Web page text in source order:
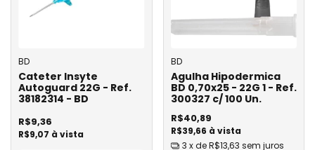
BD
Cateter Insyte
Autoguard 22G - Ref.
38182314 - BD
R$9,07 à vista
R$9,36
BD
Agulha Hipodermica
BD 0,70x25 - 22G 1 - Ref.
300327 c/ 100 Un.
R$39,66 à vista
R$40,89
3 x deR$13,63 sem juros